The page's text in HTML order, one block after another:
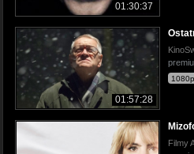
01:30:37
01:57:28
1080p
Filmy